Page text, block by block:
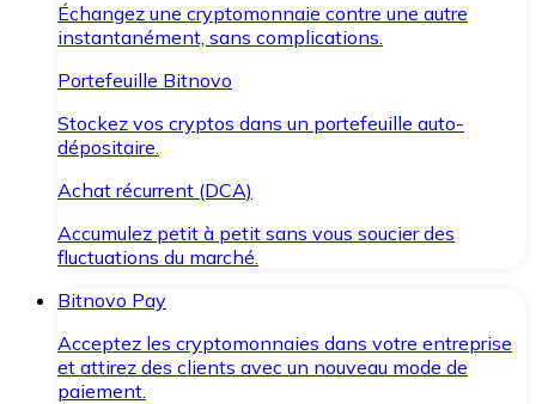
Échangez une cryptomonnaie contre une autre
instantanément, sans complications.
Portefeuille Bitnovo
Stockez vos cryptos dans un portefeuille auto-
dépositaire.
Achat récurrent (DCA)
Accumulez petit à petit sans vous soucier des
fluctuations du marché.
Bitnovo Pay
Acceptez les cryptomonnaies dans votre entreprise
et attirez des clients avec un nouveau mode de
paiement.